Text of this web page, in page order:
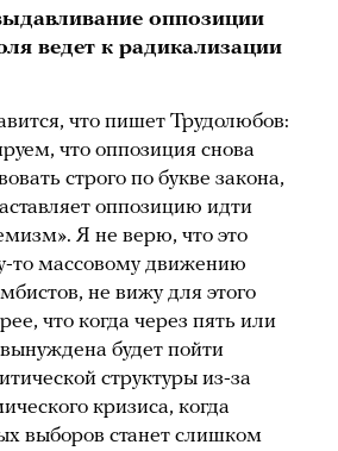
оппозиции
ведет к радикализации
что пишет Трудолюбов:
что оппозиция снова
строго по букве закона,
оппозицию идти
Я не верю, что это
то массовому движению
не вижу для этого
что когда через пять или
будет пойти
структуры из-за
кризиса, когда
выборов станет слишком